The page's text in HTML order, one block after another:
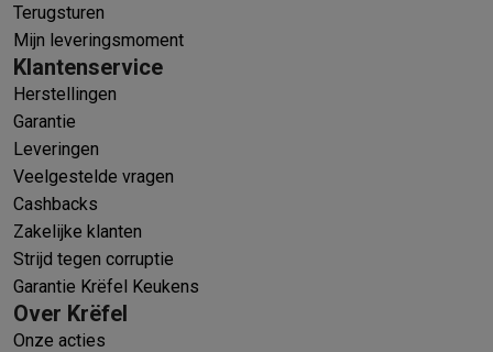
Terugsturen
Mijn leveringsmoment
Klantenservice
Herstellingen
Garantie
Leveringen
Veelgestelde vragen
Cashbacks
Zakelijke klanten
Strijd tegen corruptie
Garantie Krëfel Keukens
Over Krëfel
Onze acties